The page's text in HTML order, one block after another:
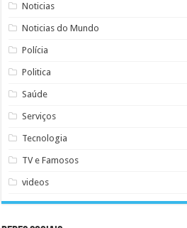
Noticias
Noticias do Mundo
Polícia
Politica
Saúde
Serviços
Tecnologia
TV e Famosos
videos